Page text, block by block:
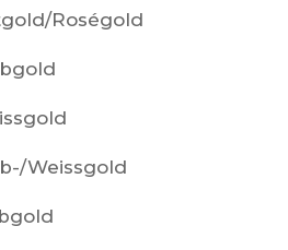
Roségold
Weissgold